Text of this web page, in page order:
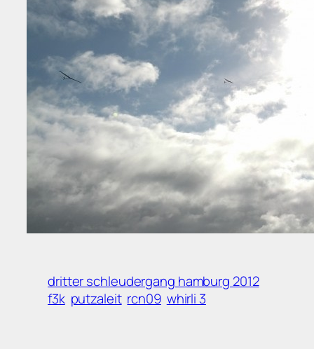
dritter schleudergang hamburg 2012
f3k putzaleit rcn09 whirli 3